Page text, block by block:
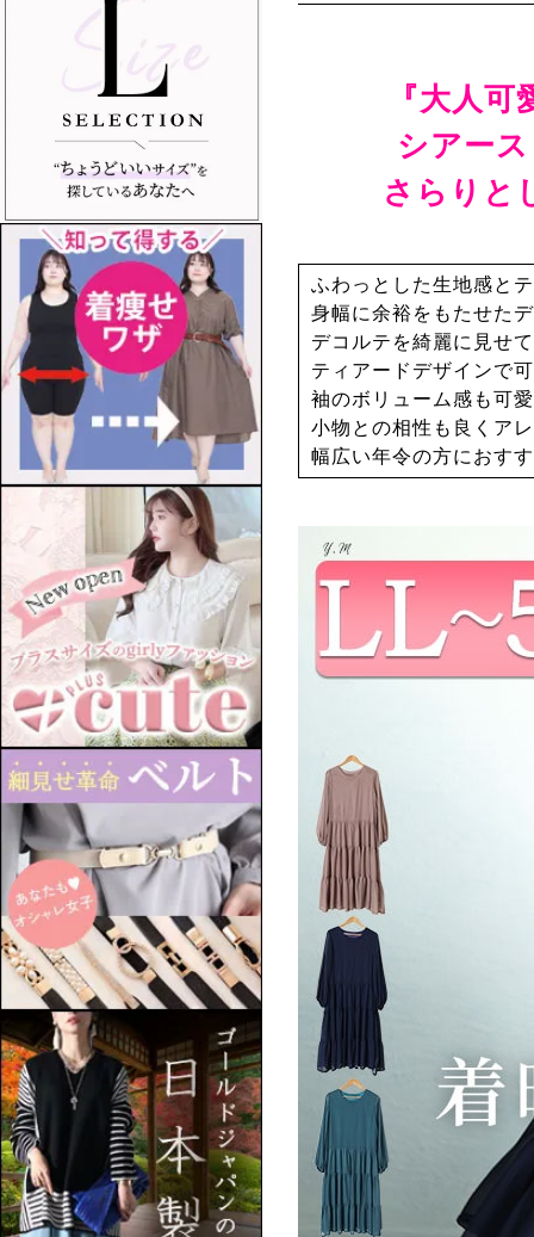
『大人
シアー
さらりと
ふわっとした生地感と
身幅に余裕をもたせた
デコルテを綺麗に見せ
ティアードデザインで
袖のボリューム感も可
小物との相性も良くア
幅広い年令の方におす